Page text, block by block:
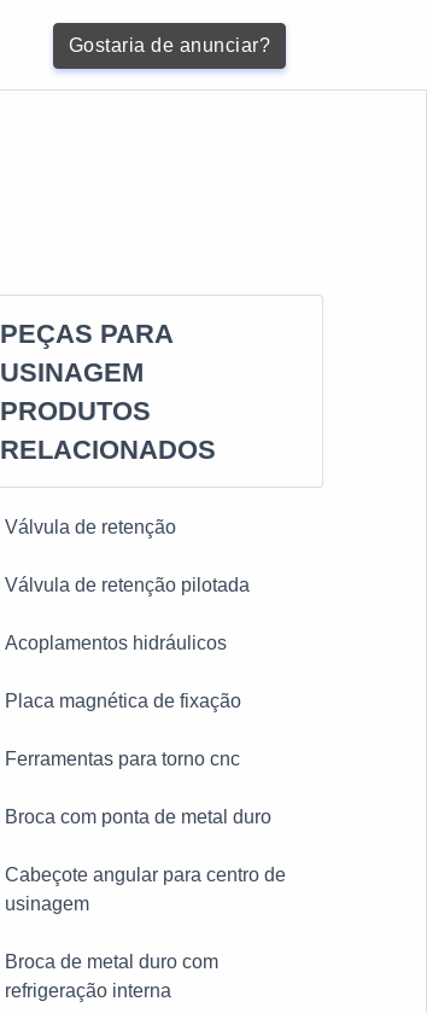
Gostaria de anunciar?
PEÇAS PARA
USINAGEM
PRODUTOS
RELACIONADOS
Válvula de retenção
Válvula de retenção pilotada
Acoplamentos hidráulicos
Placa magnética de fixação
Ferramentas para torno cnc
Broca com ponta de metal duro
Cabeçote angular para centro de
usinagem
Broca de metal duro com
refrigeração interna